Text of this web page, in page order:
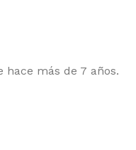
hace más de 7 años.